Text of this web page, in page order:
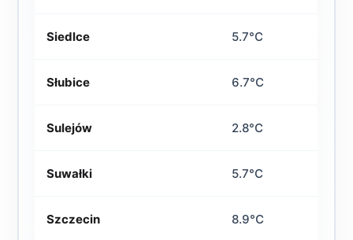
Siedlce 5.7°C
Słubice 6.7°C
Sulejów 2.8°C
Suwałki 5.7°C
Szczecin 8.9°C